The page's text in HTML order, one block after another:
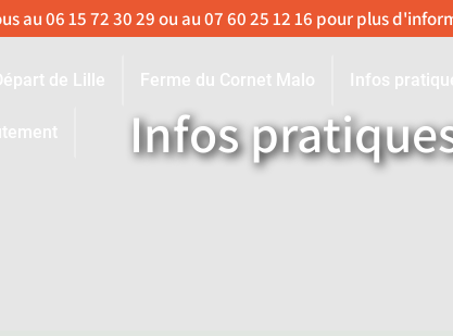
de Lille Ferme du Cornet Malo Infos
Infos